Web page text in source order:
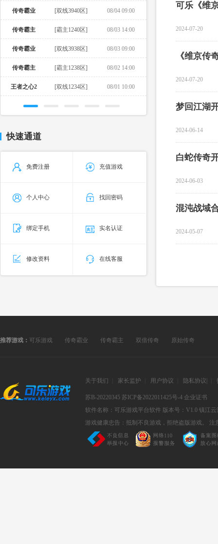
传奇霸业 [双线3940区] 08/04 09:00
传奇霸主 [霸主1240区] 08/03 14:00
传奇霸业 [双线3938区] 08/03 09:00
传奇霸主 [霸主1238区] 08/02 14:00
王者之心2 [双线1234区] 08/01 10:00
快速通道
免费注册 充值游戏
个人中心 找回密码
绑定手机 实名认证
修改资料 在线客服
可乐《维
2024-07-20
《维京传
2024-07-20
梦回江湖
2024-06-14
白蛇传奇
2024-06-03
混沌战域
2024-05-07
推荐游戏： 可乐游戏 传奇霸业 传奇霸主 双倍传奇 原始传奇
关于我们 家长监护 用户协议 隐私协议|
苏B-20220345 苏ICP备2022011425号-4 企业证书
软件名称：可乐游戏平台软件 版本号：V1.0 镇江云
游戏健康忠告：抵制不良游戏，拒绝盗版游戏。